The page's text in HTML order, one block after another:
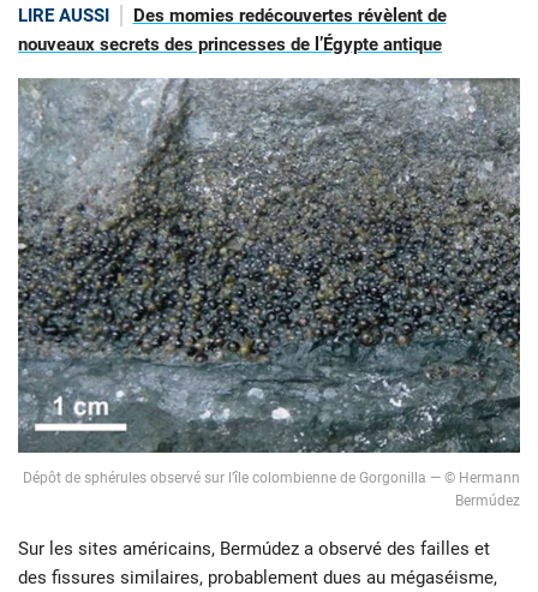
LIRE AUSSI
Des momies redécouvertes révèlent de
nouveaux secrets des princesses de l’Égypte antique
Dépôt de sphérules observé sur l’île colombienne de Gorgonilla — © Hermann
Bermúdez
Sur les sites américains, Bermúdez a observé des failles et
des fissures similaires, probablement dues au mégaséisme,